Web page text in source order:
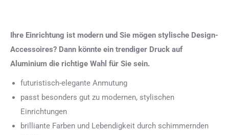
Ihre Einrichtung ist modern und Sie mögen stylische Design-
Accessoires? Dann könnte ein trendiger Druck auf
Aluminium die richtige Wahl für Sie sein.
futuristisch-elegante Anmutung
passt besonders gut zu modernen, stylischen
Einrichtungen
brilliante Farben und Lebendigkeit durch schimmernden